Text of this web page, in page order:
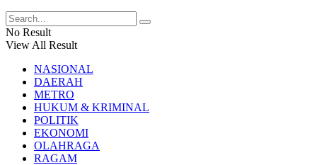
No Result
View All Result
NASIONAL
DAERAH
METRO
HUKUM & KRIMINAL
POLITIK
EKONOMI
OLAHRAGA
RAGAM